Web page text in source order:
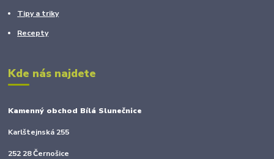
Tipy a triky
Recepty
Kde nás najdete
Kamenný obchod Bílá Slunečnice
Karlštejnská 255
252 28 Černošice